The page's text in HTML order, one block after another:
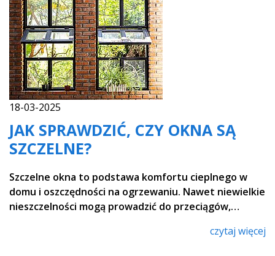
18-03-2025
JAK SPRAWDZIĆ, CZY OKNA SĄ
SZCZELNE?
Szczelne okna to podstawa komfortu cieplnego w
domu i oszczędności na ogrzewaniu. Nawet niewielkie
nieszczelności mogą prowadzić do przeciągów,…
czytaj więcej